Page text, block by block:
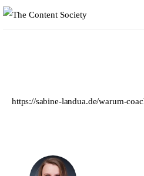
https://sabine-landua.de/warum-